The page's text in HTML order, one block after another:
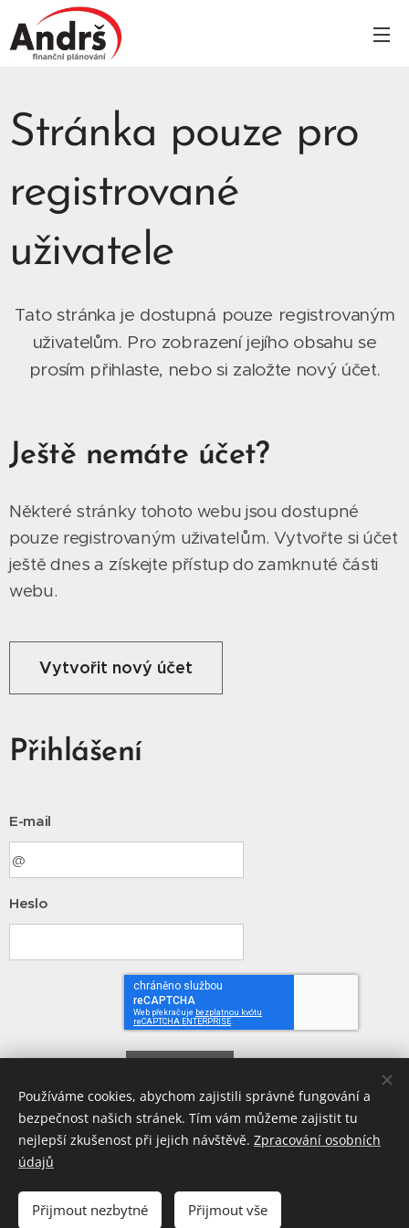
Stránka pouze pro
registrované
uživatele
Tato stránka je dostupná pouze registrovaným
uživatelům. Pro zobrazení jejího obsahu se
prosím přihlaste, nebo si založte nový účet.
Ještě nemáte účet?
Některé stránky tohoto webu jsou dostupné
pouze registrovaným uživatelům. Vytvořte si účet
ještě dnes a získejte přístup do zamknuté části
webu.
Vytvořit nový účet
Přihlášení
E-mail
Heslo
Zapomněli jste heslo?
© 2026 Andrš - finanční plánování s.r.o., IČ0:01689100, Divišova
Používáme cookies, abychom zajistili správné fungování a
bezpečnost našich stránek. Tím vám můžeme zajistit tu
nejlepší zkušenost při jejich návštěvě. Zpracování osobních
údajů
Přijmout nezbytné Přijmout vše